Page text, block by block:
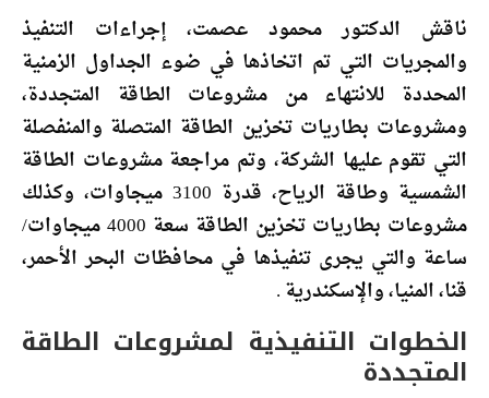
ناقش الدكتور محمود عصمت، إجراءات التنفيذ
والمجريات التي تم اتخاذها في ضوء الجداول الزمنية
المحددة للانتهاء من مشروعات الطاقة المتجددة،
ومشروعات بطاريات تخزين الطاقة المتصلة والمنفصلة
التي تقوم عليها الشركة، وتم مراجعة مشروعات الطاقة
الشمسية وطاقة الرياح، قدرة 3100 ميجاوات، وكذلك
مشروعات بطاريات تخزين الطاقة سعة 4000 ميجاوات/
ساعة والتي يجرى تنفيذها في محافظات البحر الأحمر،
قنا، المنيا، والإسكندرية .
الخطوات التنفيذية لمشروعات الطاقة
المتجددة